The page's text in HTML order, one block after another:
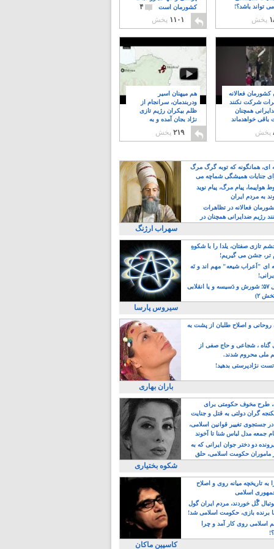
کشورمان است
۴
۱۱۰۱ پخش
تواند باشد؟!
پخش
هم میهنان اسیر
ودربندمان، سرانجام از
ظلم بیکران رژیم تازی
نژاد بجان آمده و به
۲۱۹ پخش
کشورمان فعالانه
شرکت نکنند
همچنان
باقی خواهدماند
پخش
ای، همانگونه که توبه گرگ مرگ
جنایات همیشگی شماچه می
هواپیما، پیام مرگ، پیام نوید
به مردم ایران
فعالانه در تظاهرات
رژیم ضدایرانی همچنان در
خواهدماند
سهراب ارژنگ
تازی صفتان، یلدا را با شکوهِ
تر، جشن می گیریم!
ای "اَعراب شیعه" مهم اند و نَه
رویداد سال ۵۷؛ شورش و دَسیسه و یا انقلابی
۲)
سیروس پارسا
و اصلاح طلبان از پشت به
گناه ، شجاعی و حاج صفی از
ملی محروم شدند.
نژادپرستی بدهید!
باران بهاری
مخوف حکومتی برای
گران دولتی به قتل و جنایت
جستجوی تغییر قوانین اسلامی،
جمعه مدل لباس شنا تا آخوند
دو دختر جوان ایرانی که به
ماموران حکومت اسلامی، حلق
شکوه بختیاری
به تاریخچه میانه روی و اصلاح
اسلامی
گًل خوردند، مردم ایران گول
برنده بازی، حکومت اسلامی شد!
اسلامی روی کار آمد و چرا
کاسپین ماکان